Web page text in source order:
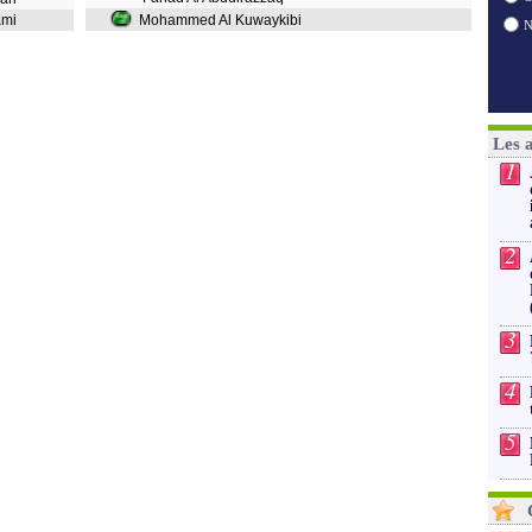
Mohammed Al Kuwaykibi
Les
1
2
3
4
5